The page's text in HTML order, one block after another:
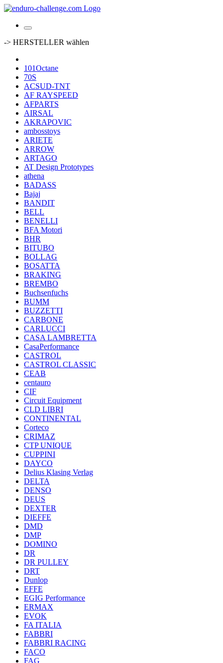
-> HERSTELLER wählen
101Octane
70S
ACSUD-TNT
AF RAYSPEED
AFPARTS
AIRSAL
AKRAPOVIC
ambosstoys
ARIETE
ARROW
ARTAGO
AT Design Prototypes
athena
BADASS
Bajaj
BANDIT
BELL
BENELLI
BFA Motori
BHR
BITUBO
BOLLAG
BOSATTA
BRAKING
BREMBO
Buchsenfuchs
BUMM
BUZZETTI
CARBONE
CARLUCCI
CASA LAMBRETTA
CasaPerformance
CASTROL
CASTROL CLASSIC
CEAB
centauro
CIF
Circuit Equipment
CLD LIBRI
CONTINENTAL
Corteco
CRIMAZ
CTP UNIQUE
CUPPINI
DAYCO
Delius Klasing Verlag
DELTA
DENSO
DEUS
DEXTER
DIEFFE
DMD
DMP
DOMINO
DR
DR PULLEY
DRT
Dunlop
EFFE
EGIG Performance
ERMAX
EVOK
FA ITALIA
FABBRI
FABBRI RACING
FACO
FAG